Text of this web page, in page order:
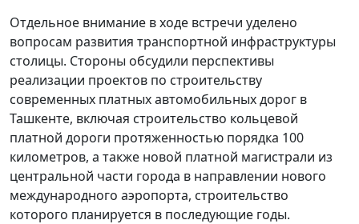
Отдельное внимание в ходе встречи уделено
вопросам развития транспортной инфраструктуры
столицы. Стороны обсудили перспективы
реализации проектов по строительству
современных платных автомобильных дорог в
Ташкенте, включая строительство кольцевой
платной дороги протяженностью порядка 100
километров, а также новой платной магистрали из
центральной части города в направлении нового
международного аэропорта, строительство
которого планируется в последующие годы.